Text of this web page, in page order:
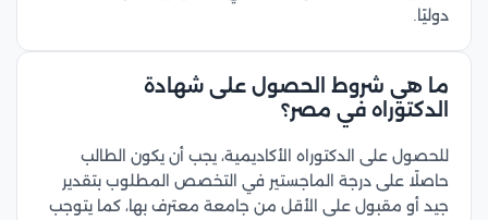
دوليًا.
ما هي شروط الحصول على شهادة
الدكتوراه في مصر؟
للحصول على الدكتوراه الأكاديمية، يجب أن يكون الطالب
حاصلًا على درجة الماجستير في التخصص المطلوب بتقدير
جيد أو مقبول على الأقل من جامعة معترف بها، كما يتوجب